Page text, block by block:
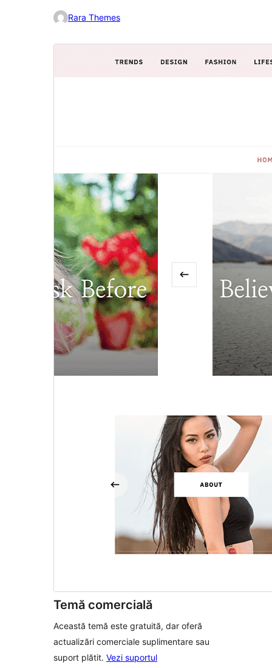
Rara Themes
Temă comercială
Această temă este gratuită, dar oferă
actualizări comerciale suplimentare sau
suport plătit. Vezi suportul